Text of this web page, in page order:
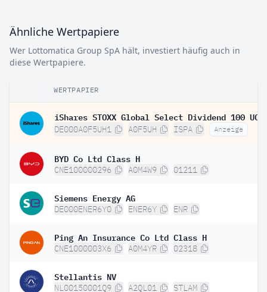
Ähnliche Wertpapiere
Wer Lottomatica Group SpA hält, investiert häufig auch in
diese Wertpapiere.
WERTPAPIER
DE000A0F5UH1 A0F5UH ISPA Anzeige
BYD Co Ltd Class H
CNE100000296 A0M4W9 01211
Siemens Energy AG
DE000ENER6Y0 ENER6Y ENR
Ping An Insurance Co Ltd Class H
CNE1000003X6 A0M4YR 02318
Stellantis NV
NL00150001Q9 A2QL01 STLAM